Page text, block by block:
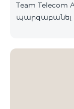
համար՝
Team
պարզաբանել
ՍՊԸ, «Իզի